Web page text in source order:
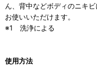
ん、背中などボディのニキ
お使いいただけます。
※1 洗浄による
使用方法